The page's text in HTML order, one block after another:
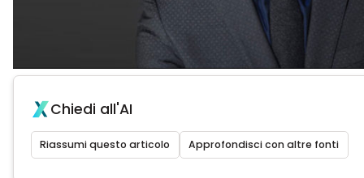
Chiedi all'AI
Riassumi questo articolo Approfondisci con altre fonti